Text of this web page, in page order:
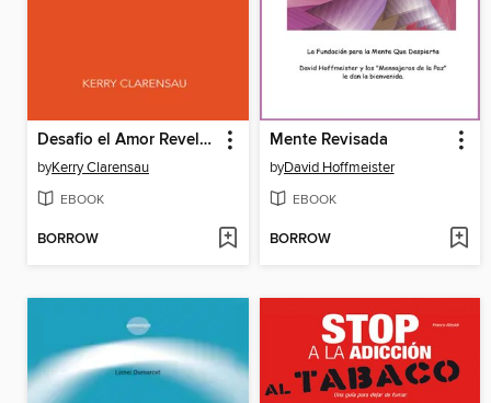
Desafio el Amor Revelado
byKerry Clarensau
EBOOK
BORROW
Mente Revisada
byDavid Hoffmeister
EBOOK
BORROW